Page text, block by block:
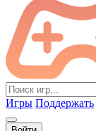
Игры Поддержать